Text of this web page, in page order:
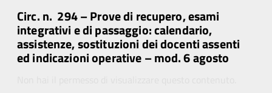
Circ. n. 294 – Prove di recupero, esami
integrativi e di passaggio: calendario,
assistenze, sostituzioni dei docenti assenti
ed indicazioni operative – mod. 6 agosto